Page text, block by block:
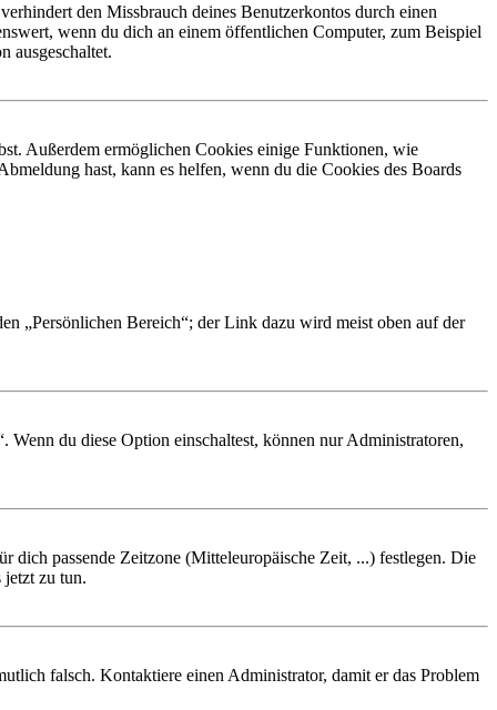
den Missbrauch deines Benutzerkontos durch einen
wenn du dich an einem öffentlichen Computer, zum Beispiel
ausgeschaltet.
Außerdem ermöglichen Cookies einige Funktionen, wie
hast, kann es helfen, wenn du die Cookies des Boards
„Persönlichen Bereich“; der Link dazu wird meist oben auf der
du diese Option einschaltest, können nur Administratoren,
dich passende Zeitzone (Mitteleuropäische Zeit, ...) festlegen. Die
jetzt zu tun.
falsch. Kontaktiere einen Administrator, damit er das Problem